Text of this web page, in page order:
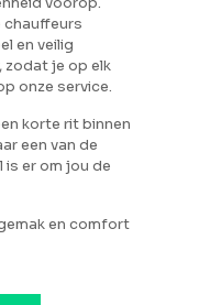
chauffeurs
en veilig
zodat je op elk
onze service.
korte rit binnen
een van de
is er om jou de
en comfort